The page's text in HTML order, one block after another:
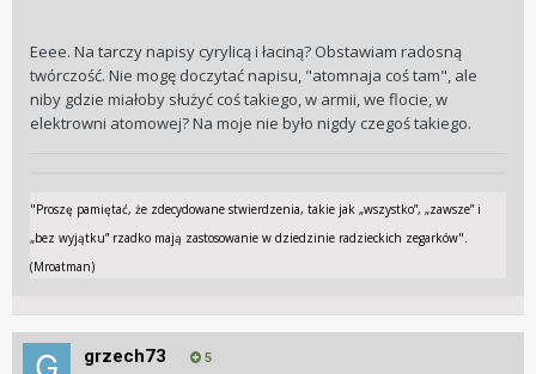
Eeee. Na tarczy napisy cyrylicą i łaciną? Obstawiam radosną
twórczość. Nie mogę doczytać napisu, "atomnaja coś tam", ale
niby gdzie miałoby służyć coś takiego, w armii, we flocie, w
elektrowni atomowej? Na moje nie było nigdy czegoś takiego.
"Proszę pamiętać, że zdecydowane stwierdzenia, takie jak „wszystko”, „zawsze” i
„bez wyjątku” rzadko mają zastosowanie w dziedzinie radzieckich zegarków".
(Mroatman)
grzech73 5